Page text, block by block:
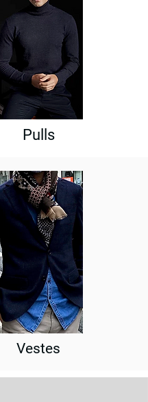
Pulls
Vestes